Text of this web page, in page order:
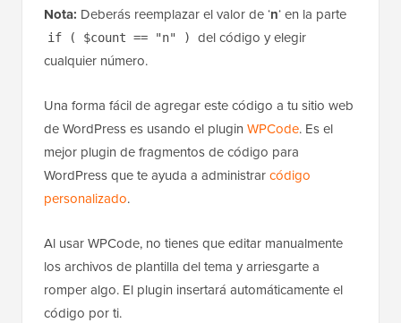
Nota: Deberás reemplazar el valor de ‘n‘ en la parte
if ( $count == "n" )
del código y elegir
cualquier número.
Una forma fácil de agregar este código a tu sitio web
de WordPress es usando el plugin WPCode. Es el
mejor plugin de fragmentos de código para
WordPress que te ayuda a administrarcódigo
personalizado.
Al usar WPCode, no tienes que editar manualmente
los archivos de plantilla del tema y arriesgarte a
romper algo. El plugin insertará automáticamente el
código por ti.